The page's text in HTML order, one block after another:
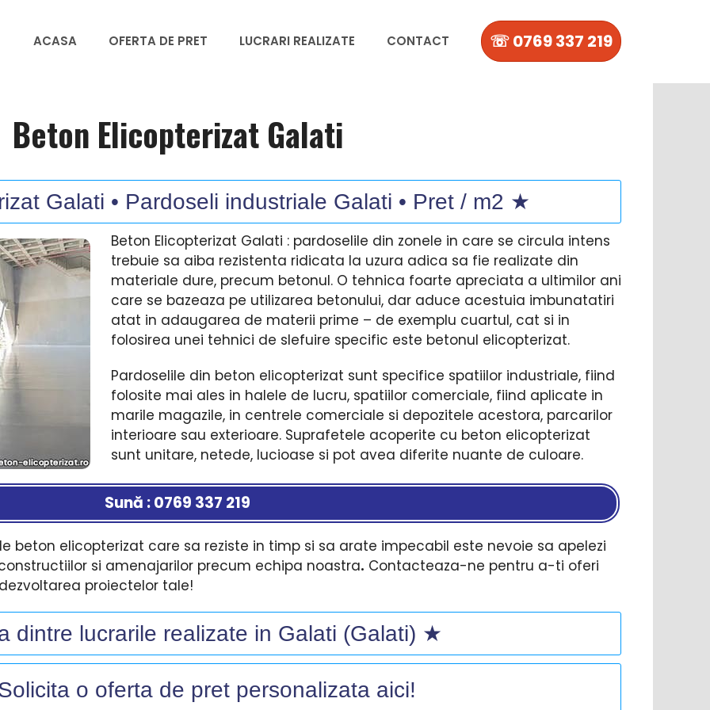
ACASA OFERTA DE PRET LUCRARI REALIZATE CONTACT ☏ 0769 337 219
Beton Elicopterizat Galati
Galati • Pardoseli industriale Galati • Pret / m2 ★
Beton Elicopterizat Galati : pardoselile din zonele in care se circula intens
trebuie sa aiba rezistenta ridicata la uzura adica sa fie realizate din
materiale dure, precum betonul. O tehnica foarte apreciata a ultimilor ani
care se bazeaza pe utilizarea betonului, dar aduce acestuia imbunatatiri
atat in adaugarea de materii prime – de exemplu cuartul, cat si in
folosirea unei tehnici de slefuire specific este betonul elicopterizat.
Pardoselile din beton elicopterizat sunt specifice spatiilor industriale, fiind
folosite mai ales in halele de lucru, spatiilor comerciale, fiind aplicate in
marile magazile, in centrele comerciale si depozitele acestora, parcarilor
interioare sau exterioare. Suprafetele acoperite cu beton elicopterizat
sunt unitare, netede, lucioase si pot avea diferite nuante de culoare.
Sună : 0769 337 219
beton elicopterizat care sa reziste in timp si sa arate impecabil este nevoie sa apelezi
si amenajarilor precum echipa noastra. Contacteaza-ne pentru a-ti oferi
proiectelor tale!
dintre lucrarile realizate in Galati (Galati) ★
o oferta de pret personalizata aici!